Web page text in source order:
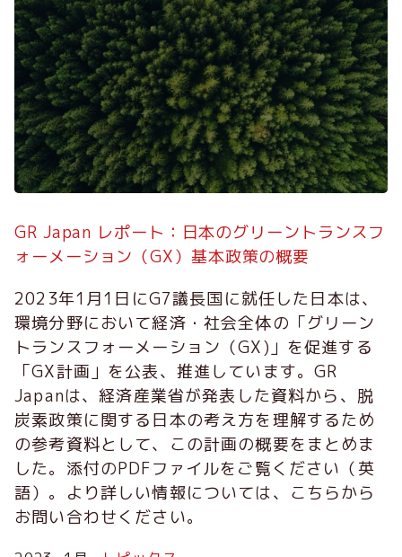
GR Japan レポート：日本のグリーントランスフ
ォーメーション（GX）基本政策の概要
2023年1月1日にG7議長国に就任した日本は、
環境分野において経済・社会全体の「グリーン
トランスフォーメーション（GX)」を促進する
「GX計画」を公表、推進しています。GR
Japanは、経済産業省が発表した資料から、脱
炭素政策に関する日本の考え方を理解するため
の参考資料として、この計画の概要をまとめま
した。添付のPDFファイルをご覧ください（英
語）。より詳しい情報については、こちらから
お問い合わせください。